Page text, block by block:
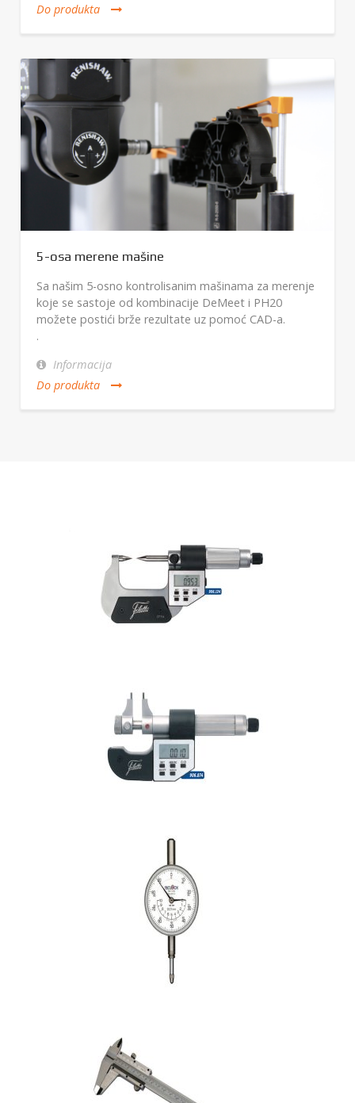
Do produkta
5-osa merene mašine
Sa našim 5-osno kontrolisanim mašinama za merenje
koje se sastoje od kombinacije DeMeet i PH20
možete postići brže rezultate uz pomoć CAD-a.
.
Informacija
Do produkta